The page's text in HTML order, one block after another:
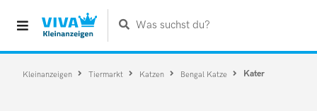
Was suchst du?
Kleinanzeigen Tiermarkt Katzen Bengal Katze Kater